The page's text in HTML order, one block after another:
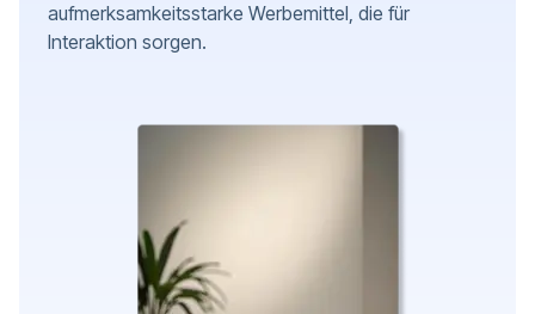
aufmerksamkeitsstarke Werbemittel, die für
Interaktion sorgen.